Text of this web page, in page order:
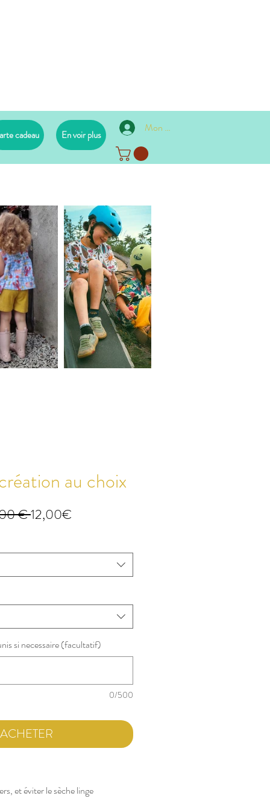
cadeau En voir plus
Mon compte
au choix
€ Prix
12,00€
si necessaire (facultatif)
0/500
ACHETER
et éviter le sèche linge